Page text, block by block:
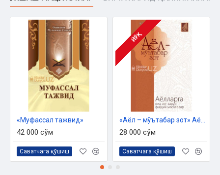
Сана:2023 йил
Ҳажми:88 бет
978-9943-9425-4-7
Ўлчами:
70×90 1/16
Муқоваси:
юмшоқ
Ўзбекистон Республикаси Дин ишлари бўйича қўмитанинг
2023 йил 12 апрелдаги 03-07/2647-рақамли хулосаси
асосида чоп этилди
«Муфассал тажвид»
42 000 сўм
Саватчага қўшиш
ЙЎҚ
28 000 сўм
Саватчага қўшиш